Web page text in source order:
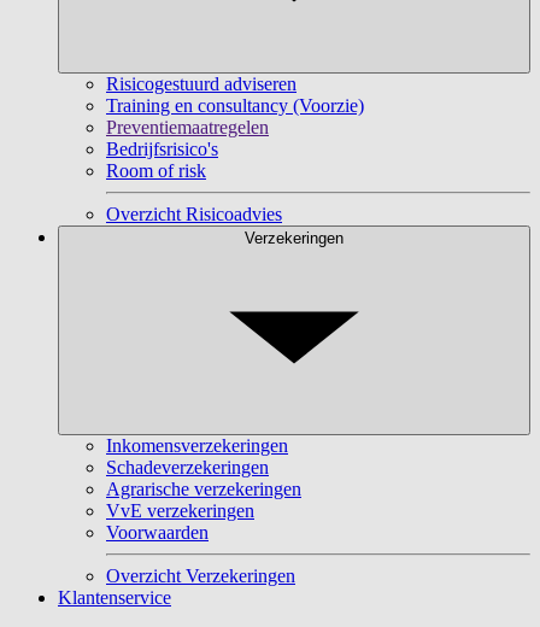
Risicogestuurd adviseren
Training en consultancy (Voorzie)
Preventiemaatregelen
Bedrijfsrisico's
Room of risk
Overzicht Risicoadvies
Verzekeringen
Inkomensverzekeringen
Schadeverzekeringen
Agrarische verzekeringen
VvE verzekeringen
Voorwaarden
Overzicht Verzekeringen
Klantenservice